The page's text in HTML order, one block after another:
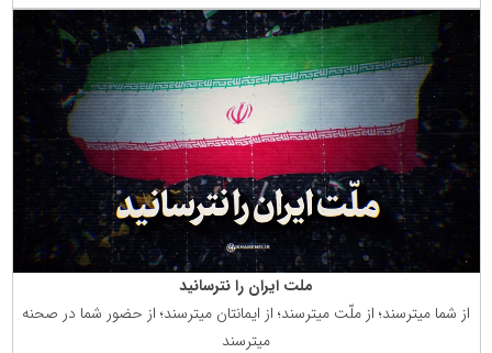
ملت ایران را نترسانید
از شما میترسند؛ از ملّت میترسند؛ از ایمانتان میترسند؛ از حضور شما در صحنه
میترسند